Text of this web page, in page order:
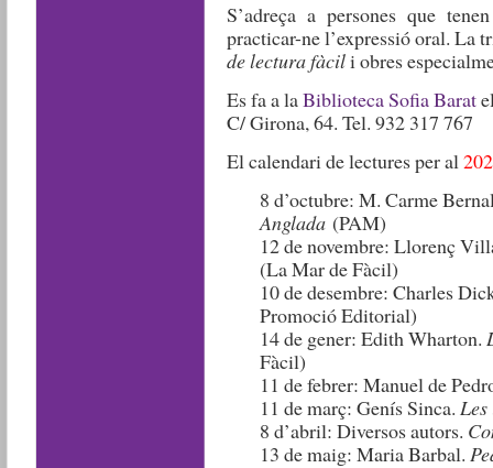
S’adreça a persones que
practicar-ne l’expressió oral. La
de lectura fàcili obres
Es fa a laBiblioteca Sofia Barat
C/ Girona, 64. Tel. 932 317 767
El calendari de lectures per al
8 d’octubre: M. Carme
Anglada (PAM)
12 de novembre: Llorenç
(La Mar de Fàcil)
10 de desembre: Charles
Promoció Editorial)
14 de gener: Edith Wharton.
Fàcil)
11 de febrer: Manuel de
11 de març: Genís Sinca.
8 d’abril: Diversos autors.
13 de maig: Maria Barbal.